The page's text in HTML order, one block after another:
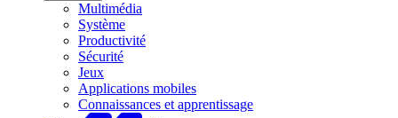
Multimédia
Système
Productivité
Sécurité
Jeux
Applications mobiles
Connaissances et apprentissage